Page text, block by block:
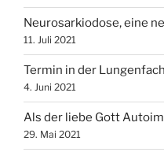
Neurosarkiodose, eine
11. Juli 2021
Termin in der
4. Juni 2021
Als der liebe Gott
29. Mai 2021